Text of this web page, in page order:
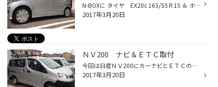
N-BOXに タイヤ EX20c 165/55Ｒ15 ＆ ホイール フェニーチェ 長期在庫品だった為、特別価格にてご提供させて頂きましたが・・・ 今まで購入されなかったのが不思議なぐらいに、 いい感じになりました～(#^.^#)
2017年3月20日
ＮＶ200 ナビ＆ＥＴＣ取付
今回は日産ＮＶ200にカーナビとＥＴＣの取付を行いました(^O^) お仕事へ県外に行った時に道に迷っては仕事に支障がでてしまいますね((+_+)) そんな時にカーナビがあるととっても便利です♪♪ これで日本中どこへでも迷わず行けちゃいます(^_^)/ ＥＴＣも付いて高速道路も料金所の手間がはぶけてノンス...
2017年3月20日